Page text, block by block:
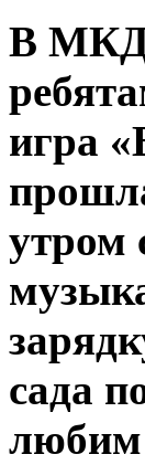
В
игра
утром
сада
любим